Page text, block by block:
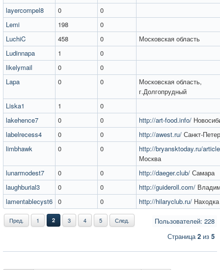
layercompel8
0
0
Lemi
198
0
LuchiC
458 0
Московская область
Ludinnapa
1
0
likelymail
0
0
Lapa
0 0
Московская область,
г.Долгопрудный
Liska1
1
0
lakehence7
0 0 http://art-food.info/
labelrecess4
0 0 http://awest.ru/ Санкт-
limbhawk
0 0
http://bryansktoday.ru/
Москва
lunarmodest7
0 0 http://daeger.club/ Самара
laughburial3
0 0 http://guideroll.com/
lamentablecyst6 0 0 http://hilaryclub.ru/ Находка
Пользователей: 228
Пред. 1 2 3 4 5 След.
Страница2 из 5